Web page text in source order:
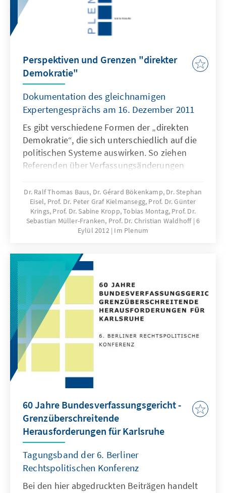
Perspektiven und Grenzen "direkter
Demokratie"
Dokumentation des gleichnamigen
Expertengesprächs am 16. Dezember 2011
Es gibt verschiedene Formen der „direkten
Demokratie“, die sich unterschiedlich auf die
politischen Systeme auswirken. So ziehen
Referenden über Verfassungsänderungen
Volksgesetzgebung. In Deutschland sind bei
der Beurteilung direktdemokratischer
Verfahren zudem die besondere Einbindung in
den Verbundföderalismus und die
der „direkten Demokratie“ auch der
Grundrechtsschutz. „Direkte Demokratie“ hat
Potential für mehr Bürgerbeteiligung. Ihre
Stilisierung zur alleinigen Lösung
gesellschaftlicher und institutioneller
Herausforderung ist jedoch eine
Versprechung, die sie letztlich nicht erfüllen
kann.
Dr. Ralf Thomas Baus, Dr. Gérard Bökenkamp, Dr. Stephan
Eisel, Prof. Dr. Peter Graf Kielmansegg, Prof. Dr. Günter
Krings, Prof. Dr. Sabine Kropp, Tobias Montag, Prof. Dr.
Sebastian Müller-Franken, Prof. Dr. Christian Waldhoff 6
Eylül 2012 Im Plenum
60 Jahre Bundesverfassungsgericht -
Grenzüberschreitende
Herausforderungen für Karlsruhe
Tagungsband der 6. Berliner
Rechtspolitischen Konferenz
Bei den hier abgedruckten Beiträgen handelt